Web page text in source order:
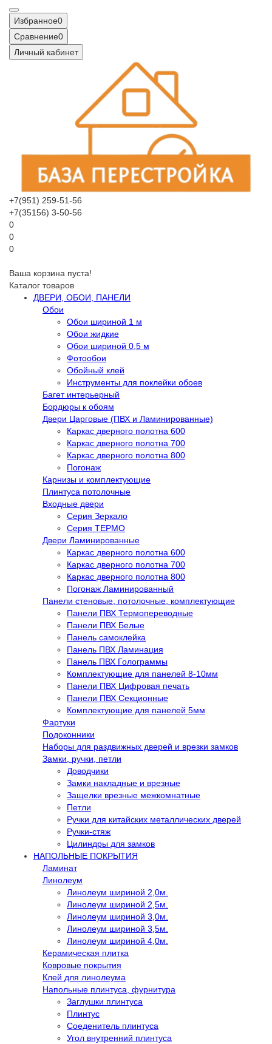
Избранное0
Сравнение0
Личный кабинет
+7(951) 259-51-56
+7(35156) 3-50-56
0
0
0
Ваша корзина пуста!
Каталог товаров
ДВЕРИ, ОБОИ, ПАНЕЛИ
Обои
Обои шириной 1 м
Обои жидкие
Обои шириной 0,5 м
Фотообои
Обойный клей
Инструменты для поклейки обоев
Багет интерьерный
Бордюры к обоям
Двери Царговые (ПВХ и Ламинированные)
Каркас дверного полотна 600
Каркас дверного полотна 700
Каркас дверного полотна 800
Погонаж
Карнизы и комплектующие
Плинтуса потолочные
Входные двери
Серия Зеркало
Серия ТЕРМО
Двери Ламинированные
Каркас дверного полотна 600
Каркас дверного полотна 700
Каркас дверного полотна 800
Погонаж Ламинированный
Панели стеновые, потолочные, комплектующие
Панели ПВХ Термопереводные
Панели ПВХ Белые
Панель самоклейка
Панель ПВХ Ламинация
Панель ПВХ Голограммы
Комплектующие для панелей 8-10мм
Панели ПВХ Цифровая печать
Панели ПВХ Секционные
Комплектующие для панелей 5мм
Фартуки
Подоконники
Наборы для раздвижных дверей и врезки замков
Замки, ручки, петли
Доводчики
Замки накладные и врезные
Защелки врезные межкомнатные
Петли
Ручки для китайских металлических дверей
Ручки-стяж
Цилиндры для замков
НАПОЛЬНЫЕ ПОКРЫТИЯ
Ламинат
Линолеум
Линолеум шириной 2,0м.
Линолеум шириной 2,5м.
Линолеум шириной 3,0м.
Линолеум шириной 3,5м.
Линолеум шириной 4,0м.
Керамическая плитка
Ковровые покрытия
Клей для линолеума
Напольные плинтуса, фурнитура
Заглушки плинтуса
Плинтус
Соеденитель плинтуса
Угол внутренний плинтуса